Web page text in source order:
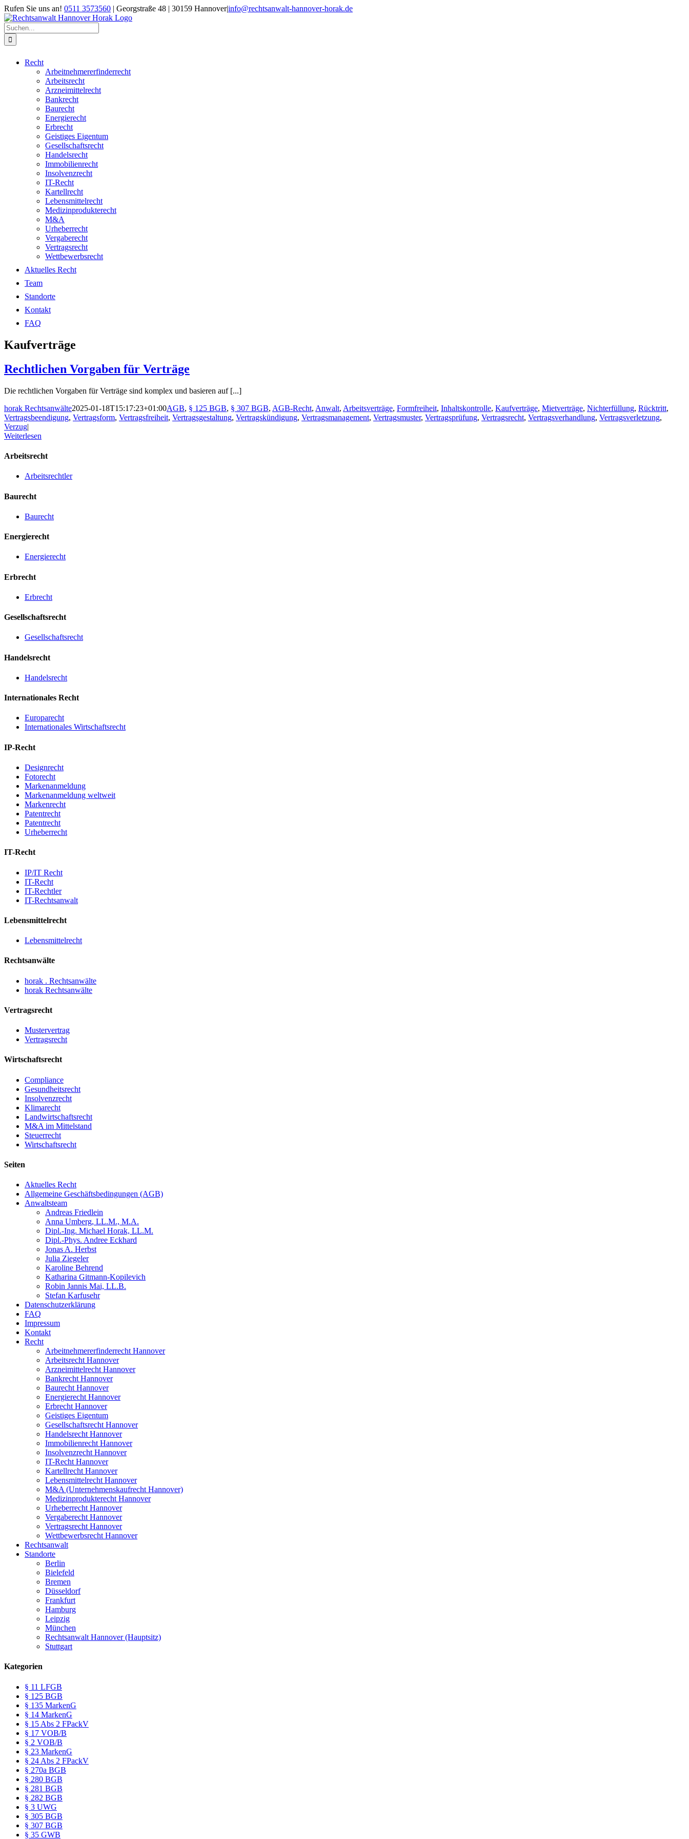
Zum
Inhalt
springen
Rufen Sie uns an! 0511 3573560 | Georgstraße 48 | 30159 Hannover|info@rechtsanwalt-hannover-horak.de
Suche
nach:
Recht
Arbeitnehmererfinderrecht
Arbeitsrecht
Arzneimittelrecht
Bankrecht
Baurecht
Energierecht
Erbrecht
Geistiges Eigentum
Gesellschaftsrecht
Handelsrecht
Immobilienrecht
Insolvenzrecht
IT-Recht
Kartellrecht
Lebensmittelrecht
Medizinprodukterecht
M&A
Urheberrecht
Vergaberecht
Vertragsrecht
Wettbewerbsrecht
Aktuelles Recht
Team
Standorte
Kontakt
FAQ
Kaufverträge
Rechtlichen Vorgaben für Verträge
Die rechtlichen Vorgaben für Verträge sind komplex und basieren auf [...]
horak Rechtsanwälte2025-01-18T15:17:23+01:00AGB, § 125 BGB, § 307 BGB, AGB-Recht, Anwalt, Arbeitsverträge, Formfreiheit, Inhaltskontrolle, Kaufverträge, Mietverträge, Nichterfüllung, Rücktritt,
Vertragsbeendigung, Vertragsform, Vertragsfreiheit, Vertragsgestaltung, Vertragskündigung, Vertragsmanagement, Vertragsmuster, Vertragsprüfung, Vertragsrecht, Vertragsverhandlung, Vertragsverletzung,
Verzug|
Weiterlesen
Arbeitsrecht
Arbeitsrechtler
Baurecht
Baurecht
Energierecht
Energierecht
Erbrecht
Erbrecht
Gesellschaftsrecht
Gesellschaftsrecht
Handelsrecht
Handelsrecht
Internationales Recht
Europarecht
Internationales Wirtschaftsrecht
IP-Recht
Designrecht
Fotorecht
Markenanmeldung
Markenanmeldung weltweit
Markenrecht
Patentrecht
Patentrecht
Urheberrecht
IT-Recht
IP/IT Recht
IT-Recht
IT-Rechtler
IT-Rechtsanwalt
Lebensmittelrecht
Lebensmittelrecht
Rechtsanwälte
horak . Rechtsanwälte
horak Rechtsanwälte
Vertragsrecht
Mustervertrag
Vertragsrecht
Wirtschaftsrecht
Compliance
Gesundheitsrecht
Insolvenzrecht
Klimarecht
Landwirtschaftsrecht
M&A im Mittelstand
Steuerrecht
Wirtschaftsrecht
Seiten
Aktuelles Recht
Allgemeine Geschäftsbedingungen (AGB)
Anwaltsteam
Andreas Friedlein
Anna Umberg, LL.M., M.A.
Dipl.-Ing. Michael Horak, LL.M.
Dipl.-Phys. Andree Eckhard
Jonas A. Herbst
Julia Ziegeler
Karoline Behrend
Katharina Gitmann-Kopilevich
Robin Jannis Mai, LL.B.
Stefan Karfusehr
Datenschutzerklärung
FAQ
Impressum
Kontakt
Recht
Arbeitnehmererfinderrecht Hannover
Arbeitsrecht Hannover
Arzneimittelrecht Hannover
Bankrecht Hannover
Baurecht Hannover
Energierecht Hannover
Erbrecht Hannover
Geistiges Eigentum
Gesellschaftsrecht Hannover
Handelsrecht Hannover
Immobilienrecht Hannover
Insolvenzrecht Hannover
IT-Recht Hannover
Kartellrecht Hannover
Lebensmittelrecht Hannover
M&A (Unternehmenskaufrecht Hannover)
Medizinprodukterecht Hannover
Urheberrecht Hannover
Vergaberecht Hannover
Vertragsrecht Hannover
Wettbewerbsrecht Hannover
Rechtsanwalt
Standorte
Berlin
Bielefeld
Bremen
Düsseldorf
Frankfurt
Hamburg
Leipzig
München
Rechtsanwalt Hannover (Hauptsitz)
Stuttgart
Kategorien
§ 11 LFGB
§ 125 BGB
§ 135 MarkenG
§ 14 MarkenG
§ 15 Abs 2 FPackV
§ 17 VOB/B
§ 2 VOB/B
§ 23 MarkenG
§ 24 Abs 2 FPackV
§ 270a BGB
§ 280 BGB
§ 281 BGB
§ 282 BGB
§ 3 UWG
§ 305 BGB
§ 307 BGB
§ 35 GWB